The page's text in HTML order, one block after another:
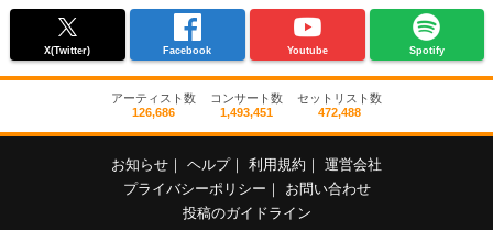
X(Twitter) Facebook Youtube Spotify
アーティスト数
126,686
コンサート数
1,493,451
セットリスト数
472,488
お知らせ ヘルプ 利用規約
運営会社
プライバシーポリシー
お問い合わせ
投稿のガイドライン